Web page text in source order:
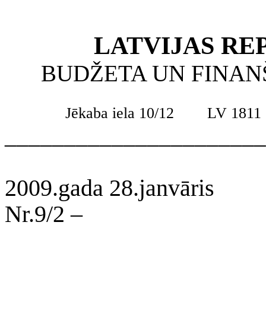
LATVIJAS
BUDŽETA UN
Jēkaba iela 10/12 LV 1811
2009.gada 28.janvāris
Nr.9/2 –